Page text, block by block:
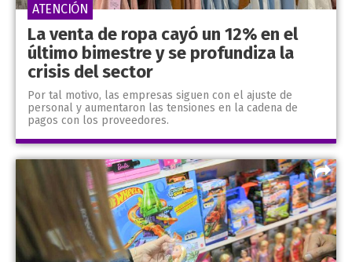
La venta de ropa cayó un 12% en el
último bimestre y se profundiza la
crisis del sector
Por tal motivo, las empresas siguen con el ajuste de
personal y aumentaron las tensiones en la cadena de
pagos con los proveedores.
ATENCIÓN